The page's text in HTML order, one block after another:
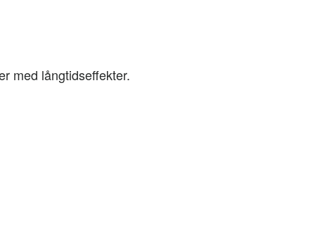
med långtidseffekter.